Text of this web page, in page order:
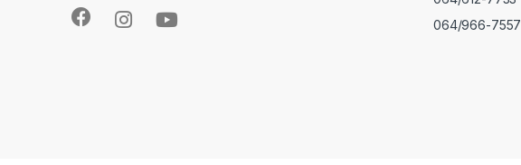
064/966-7557